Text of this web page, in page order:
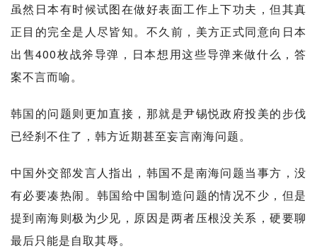
虽然日本有时候试图在做好表面工作上下功夫，但其真
正目的完全是人尽皆知。不久前，美方正式同意向日本
出售400枚战斧导弹，日本想用这些导弹来做什么，答
案不言而喻。
韩国的问题则更加直接，那就是尹锡悦政府投美的步伐
已经刹不住了，韩方近期甚至妄言南海问题。
中国外交部发言人指出，韩国不是南海问题当事方，没
有必要凑热闹。韩国给中国制造问题的情况不少，但是
提到南海则极为少见，原因是两者压根没关系，硬要聊
最后只能是自取其辱。